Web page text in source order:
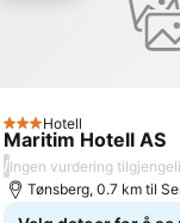
3 Stjerner
Hotell
Maritim Hotell AS
/Ingen vurdering
Tønsberg, 0.7 km til